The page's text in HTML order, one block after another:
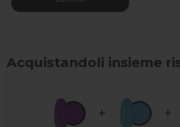
Acquistandoli insieme
+ +